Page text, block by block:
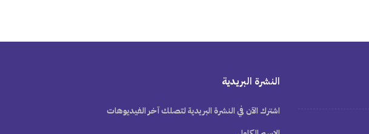
النشرة البريدية
اشترك الآن في النشرة البريدية لتصلك آخر الفيديوهات